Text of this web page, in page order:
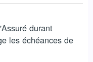
durant
les échéances de